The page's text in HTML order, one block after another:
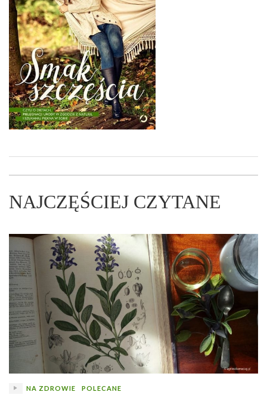
NAJCZĘŚCIEJ CZYTANE
NA ZDROWIE POLECANE